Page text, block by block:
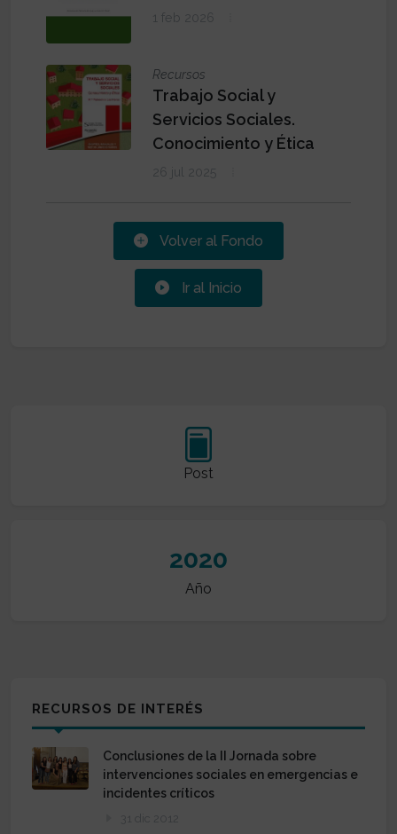
1 feb 2026
Recursos
Trabajo Social y
Servicios Sociales.
Conocimiento y Ética
26 jul 2025
Volver al Fondo
Ir al Inicio
Post
2020
Año
RECURSOS DE INTERÉS
Conclusiones de la II Jornada sobre
intervenciones sociales en emergencias e
incidentes críticos